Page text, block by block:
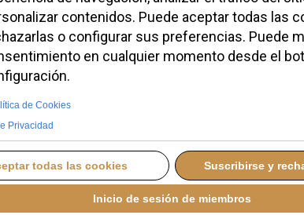
inaugura el curso
el 1 de octubre
LUNES, 29 SEPTIEMBRE 2025 08:00